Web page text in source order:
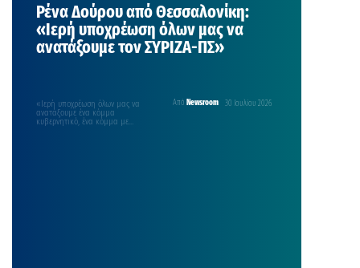
Ρένα Δούρου από Θεσσαλονίκη:
«Ιερή υποχρέωση όλων μας να
ανατάξουμε τον ΣΥΡΙΖΑ-ΠΣ»
Από Newsroom 30 Ιουλίου 2026
«Ιερή υποχρέωση όλων μας να
ανατάξουμε ένα κόμμα
κυβερνητικό, ένα κόμμα με